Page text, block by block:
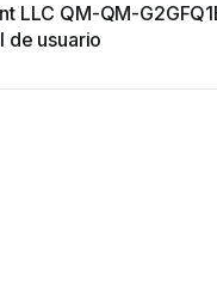
LLC QM-QM-
de usuario